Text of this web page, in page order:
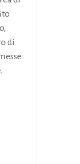
di
il
sito
Se rifiuti